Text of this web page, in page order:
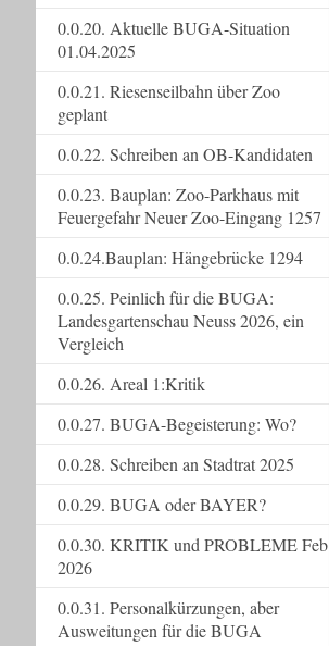
0.0.20. Aktuelle BUGA-Situation
01.04.2025
0.0.21. Riesenseilbahn über Zoo
geplant
0.0.22. Schreiben an OB-Kandidaten
0.0.23. Bauplan: Zoo-Parkhaus mit
Feuergefahr Neuer Zoo-Eingang 1257
0.0.24.Bauplan: Hängebrücke 1294
0.0.25. Peinlich für die BUGA:
Landesgartenschau Neuss 2026, ein
Vergleich
0.0.26. Areal 1:Kritik
0.0.27. BUGA-Begeisterung: Wo?
0.0.28. Schreiben an Stadtrat 2025
0.0.29. BUGA oder BAYER?
0.0.30. KRITIK und PROBLEME
2026
0.0.31. Personalkürzungen, aber
Ausweitungen für die BUGA